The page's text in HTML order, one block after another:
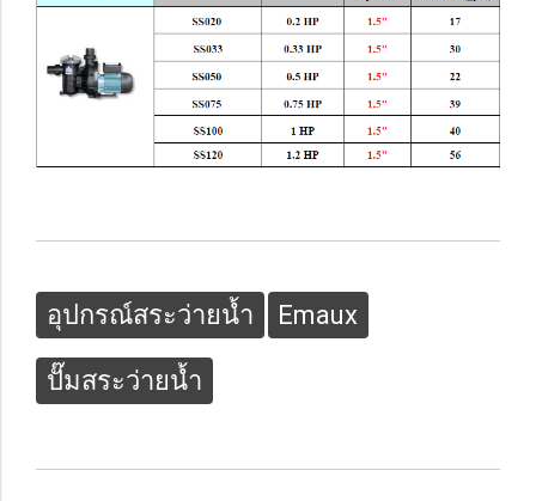
อุปกรณ์สระว่ายน้ำ Emaux
ปั๊มสระว่ายน้ำ